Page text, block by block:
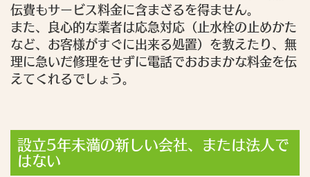
伝費もサービス料金に含まざるを得ません。
また、良心的な業者は応急対応（止水栓の止めかた
など、お客様がすぐに出来る処置）を教えたり、無
理に急いだ修理をせずに電話でおおまかな料金を伝
えてくれるでしょう。
設立5年未満の新しい会社、または法人で
はない